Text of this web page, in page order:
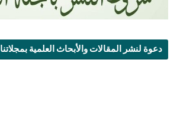
دعوة لنشر المقالات والأبحاث العلمية بمجلاتنا